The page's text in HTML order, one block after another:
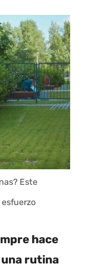
Este
hace
rutina